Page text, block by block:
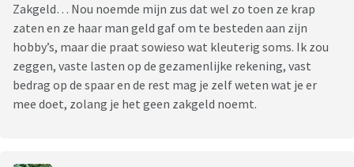
Zakgeld… Nou noemde mijn zus dat wel zo toen ze krap
zaten en ze haar man geld gaf om te besteden aan zijn
hobby’s, maar die praat sowieso wat kleuterig soms. Ik zou
zeggen, vaste lasten op de gezamenlijke rekening, vast
bedrag op de spaar en de rest mag je zelf weten wat je er
mee doet, zolang je het geen zakgeld noemt.